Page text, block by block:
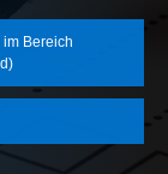
Bereich